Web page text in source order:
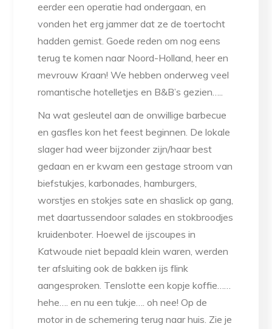
eerder een operatie had ondergaan, en
vonden het erg jammer dat ze de toertocht
hadden gemist. Goede reden om nog eens
terug te komen naar Noord-Holland, heer en
mevrouw Kraan! We hebben onderweg veel
romantische hotelletjes en B&B’s gezien…..
Na wat gesleutel aan de onwillige barbecue
en gasfles kon het feest beginnen. De lokale
slager had weer bijzonder zijn/haar best
gedaan en er kwam een gestage stroom van
biefstukjes, karbonades, hamburgers,
worstjes en stokjes sate en shaslick op gang,
met daartussendoor salades en stokbroodjes
kruidenboter. Hoewel de ijscoupes in
Katwoude niet bepaald klein waren, werden
ter afsluiting ook de bakken ijs flink
aangesproken. Tenslotte een kopje koffie……
hehe…. en nu een tukje…. oh nee! Op de
motor in de schemering terug naar huis. Zie je